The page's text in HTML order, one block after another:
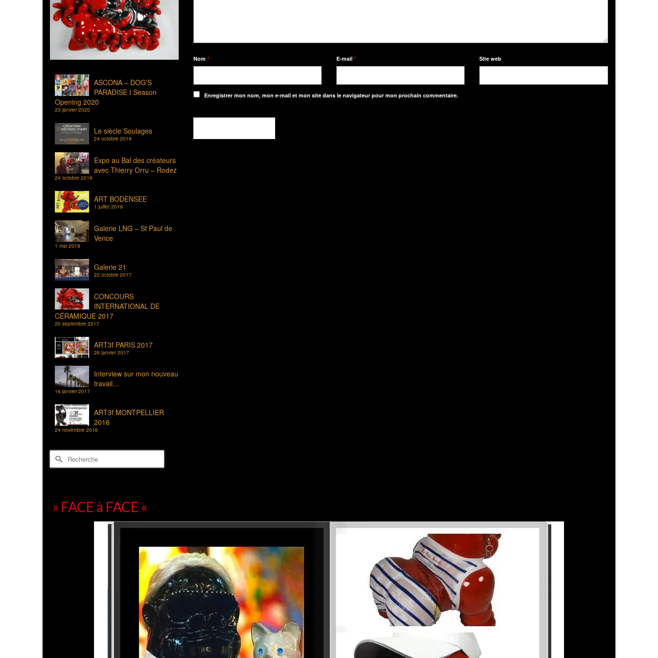
Nom * E-mail * Site web
Enregistrer mon nom, mon e-mail et mon site dans le navigateur pour mon prochain commentaire.
ASCONA – DOG’S
PARADISE I Season
Opening 2020
23 janvier 2020
Le siècle Soulages
24 octobre 2019
Expo au Bal des créateurs
avec Thierry Orru – Rodez
24 octobre 2019
ART BODENSEE
1 juillet 2019
Galerie LNG – St Paul de
Vence
1 mai 2018
Galerie 21
22 octobre 2017
CONCOURS
INTERNATIONAL DE
CÉRAMIQUE 2017
20 septembre 2017
ART3f PARIS 2017
26 janvier 2017
Interview sur mon nouveau
travail…
16 janvier 2017
ART3f MONTPELLIER
2016
24 novembre 2016
Rechercher :
» FACE à FACE «